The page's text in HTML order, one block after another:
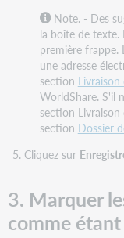
Note. - Des
la boîte de texte.
première frappe.
une adresse
section Livraison
WorldShare. S'il
section Livraison
section Dossier
Cliquez sur
3. Marquer
comme